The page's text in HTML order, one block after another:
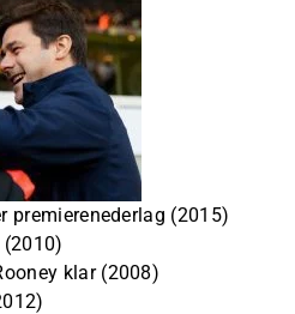
premierenederlag (2015)
klar (2008)